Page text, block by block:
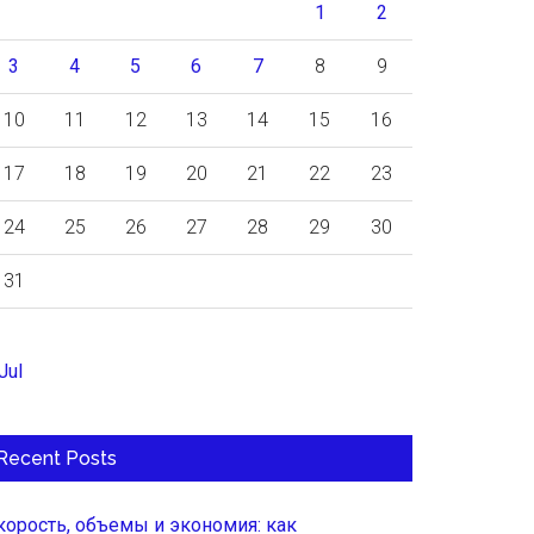
1 2
3 4 5 6 7 8 9
10 11 12 13 14 15 16
17 18 19 20 21 22 23
24 25 26 27 28 29 30
31
Posts
объемы и экономия: как